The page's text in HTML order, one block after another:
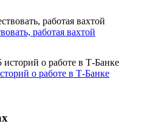
работая вахтой
о работе в Т-Банке